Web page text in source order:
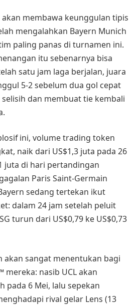
akan membawa keunggulan tipis
mengalahkan Bayern Munich
paling panas di turnamen ini.
itu sebenarnya bisa
satu jam laga berjalan, juara
5-2 sebelum dua gol cepat
dan membuat tie kembali
ini, volume trading token
naik dari US$1,3 juta pada 26
juta di hari pertandingan
Paris Saint-Germain
sedang tertekan ikut
dalam 24 jam setelah peluit
turun dari US$0,79 ke US$0,73
akan sangat menentukan bagi
mereka: nasib UCL akan
pada 6 Mei, lalu sepekan
rival gelar Lens (13